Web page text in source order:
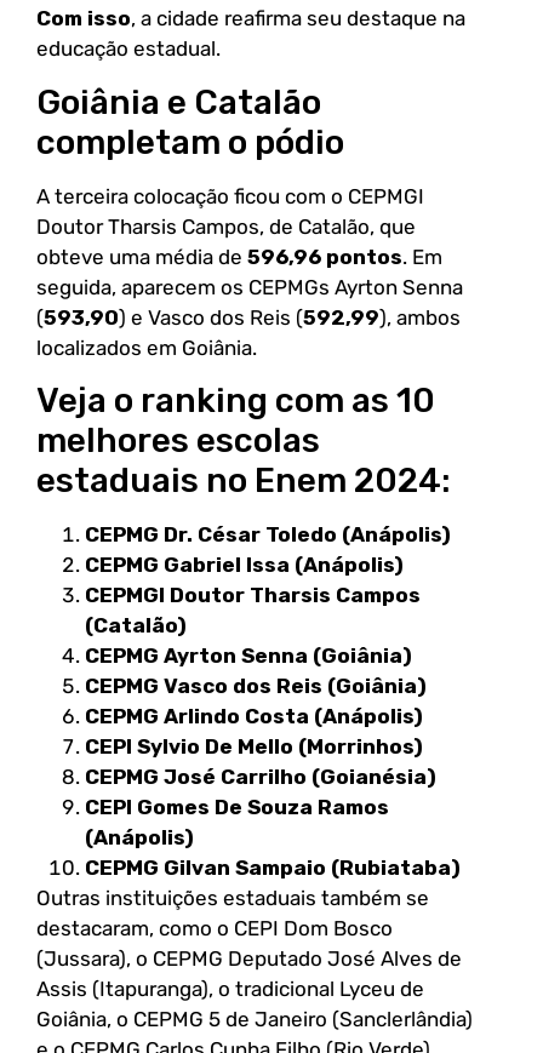
Com isso, a cidade reafirma seu destaque na
educação estadual.
Goiânia e Catalão
completam o pódio
A terceira colocação ficou com o CEPMGI
Doutor Tharsis Campos, de Catalão, que
obteve uma média de 596,96 pontos. Em
seguida, aparecem os CEPMGs Ayrton Senna
(593,90) e Vasco dos Reis (592,99), ambos
localizados em Goiânia.
Veja o ranking com as 10
melhores escolas
estaduais no Enem 2024:
CEPMG Dr. César Toledo (Anápolis)
CEPMG Gabriel Issa (Anápolis)
CEPMGI Doutor Tharsis Campos
(Catalão)
CEPMG Ayrton Senna (Goiânia)
CEPMG Vasco dos Reis (Goiânia)
CEPMG Arlindo Costa (Anápolis)
CEPI Sylvio De Mello (Morrinhos)
CEPMG José Carrilho (Goianésia)
CEPI Gomes De Souza Ramos
(Anápolis)
CEPMG Gilvan Sampaio (Rubiataba)
Outras instituições estaduais também se
destacaram, como o CEPI Dom Bosco
(Jussara), o CEPMG Deputado José Alves de
Assis (Itapuranga), o tradicional Lyceu de
Goiânia, o CEPMG 5 de Janeiro (Sanclerlândia)